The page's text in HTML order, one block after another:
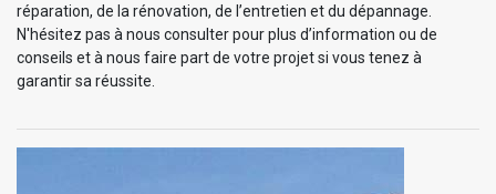
réparation, de la rénovation, de l’entretien et du dépannage.
N'hésitez pas à nous consulter pour plus d’information ou de
conseils et à nous faire part de votre projet si vous tenez à
garantir sa réussite.